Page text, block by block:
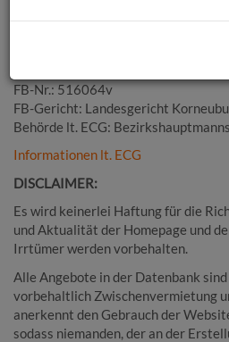
FB-Nr.: 516064v
FB-Gericht: Landesgericht
Behörde lt. ECG:
Informationen lt. ECG
DISCLAIMER:
Es wird keinerlei Haftung für die
und Aktualität der Homepage und
Irrtümer werden vorbehalten.
Alle Angebote in der Datenbank
vorbehaltlich Zwischenvermietung
anerkennt den Gebrauch der
sodass niemanden, der an der